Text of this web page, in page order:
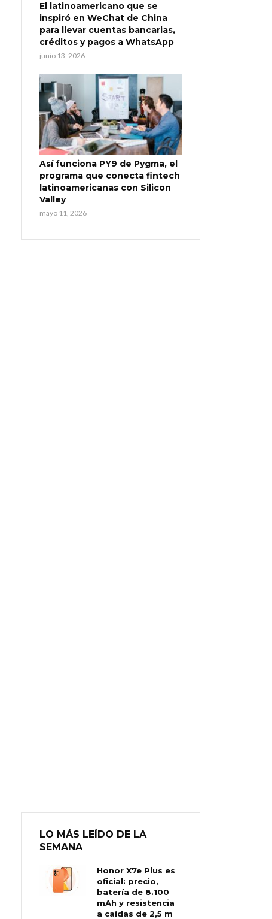
El latinoamericano que se
inspiró en WeChat de China
para llevar cuentas bancarias,
créditos y pagos a WhatsApp
junio 13, 2026
Así funciona PY9 de Pygma, el
programa que conecta fintech
latinoamericanas con Silicon
Valley
mayo 11, 2026
LO MÁS LEÍDO DE LA
SEMANA
Honor X7e Plus es
oficial: precio,
batería de 8.100
mAh y resistencia
a caídas de 2,5 m